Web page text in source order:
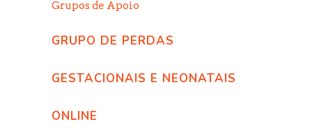
Grupos de Apoio
GRUPO DE PERDAS
GESTACIONAIS E NEONATAIS
ONLINE